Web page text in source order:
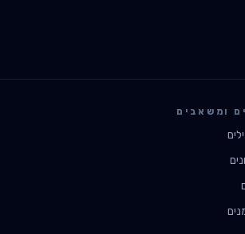
ומשאבים